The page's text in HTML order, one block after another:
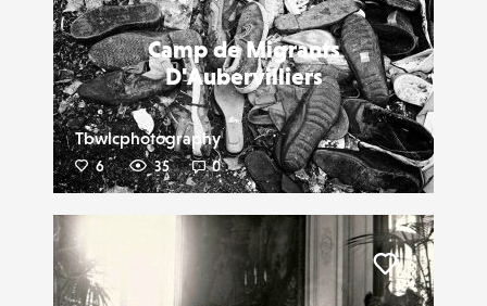
Camp de Migrants
D'Aubervilliers
Tbwlcphotography
6 35 0
Liker